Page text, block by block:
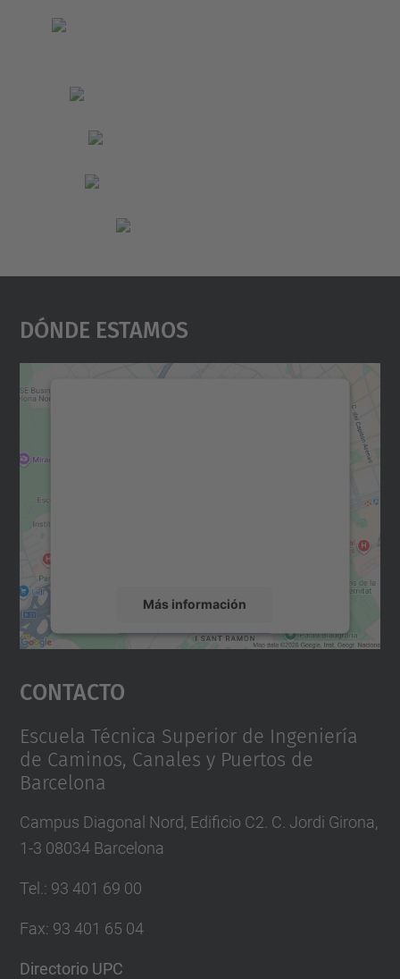
Dónde Estamos
Más información
Aceptar
powered by
Contacto
Escuela Técnica Superior de Ingeniería
de Caminos, Canales y Puertos de
Barcelona
Campus Diagonal Nord, Edificio C2. C. Jordi Girona,
1-3 08034 Barcelona
Tel. : 93 401 69 00
Fax: 93 401 65 04
Directorio UPC